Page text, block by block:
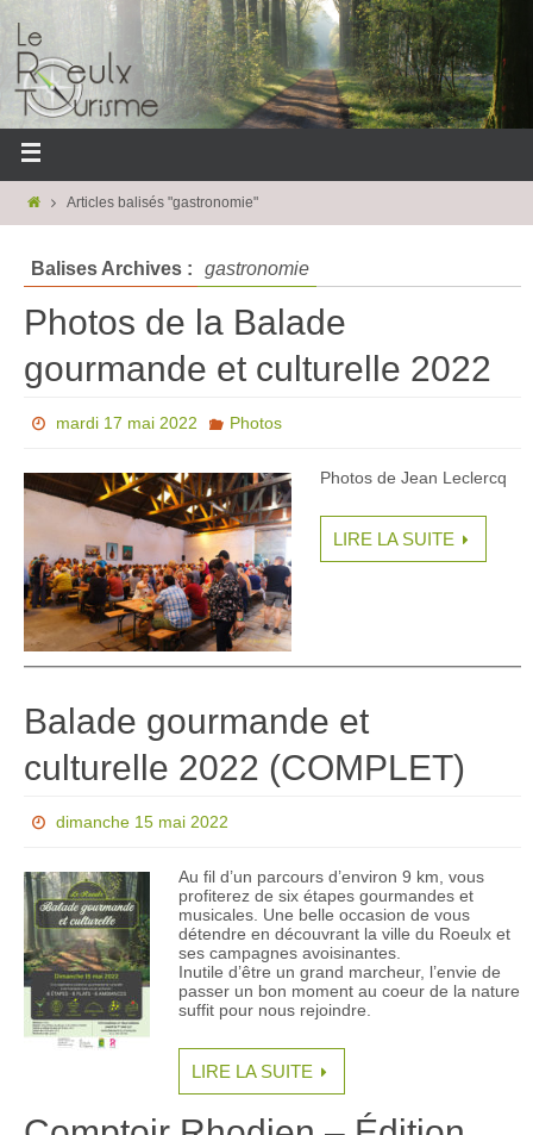
Articles balisés "gastronomie"
Balises Archives : gastronomie
Photos de la Balade
gourmande et culturelle 2022
mardi 17 mai 2022 Photos
Photos de Jean Leclercq
LIRE LA SUITE
Balade gourmande et
culturelle 2022 (COMPLET)
dimanche 15 mai 2022
Au fil d’un parcours d’environ 9 km, vous
profiterez de six étapes gourmandes et
musicales. Une belle occasion de vous
détendre en découvrant la ville du Roeulx et
ses campagnes avoisinantes.
Inutile d’être un grand marcheur, l’envie de
passer un bon moment au coeur de la nature
suffit pour nous rejoindre.
LIRE LA SUITE